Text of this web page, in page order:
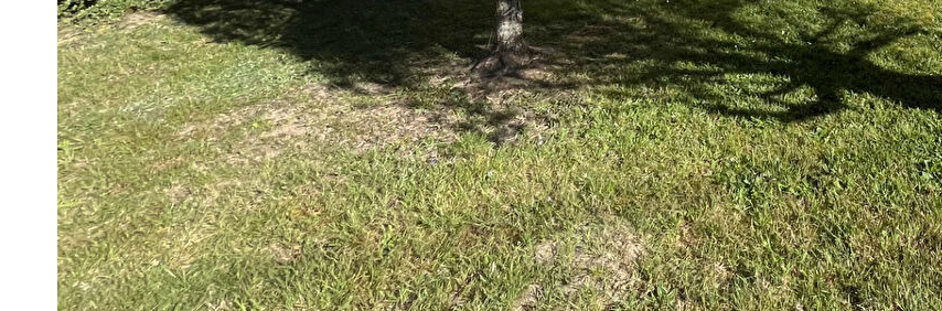
Venez découvrir ce charmant pavillon, parfaitement entretenu, situé dans un environnement paisible.
Il se compose d'un agréable séjour lumineux avec cheminée donnant accès à une terrasse, d'une cuisine aménagée et
équipée, de trois chambres, d'une salle d'eau ainsi que de WC séparés.
Le sous-sol complet offre de beaux espaces supplémentaires avec une cave, une chaufferie et un garage.
À l'extérieur, vous profiterez d'un jardin arboré, entièrement clos, ainsi que d'une terrasse accessible depuis le séjour, idéale
pour vos repas en extérieur et moments de détente.
Les + : maison bien entretenue, environnement calme, jardin agréable, terrasse, sous-sol fonctionnel.